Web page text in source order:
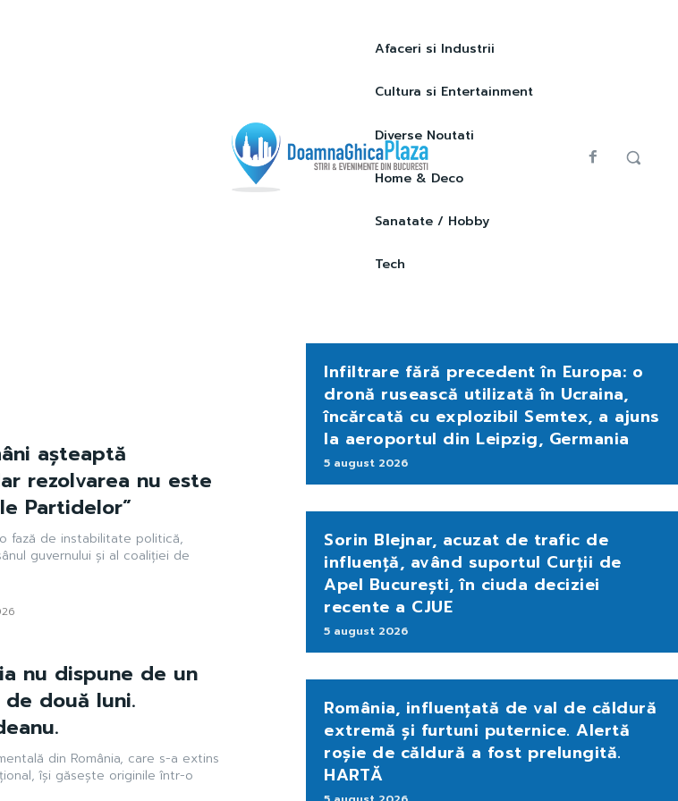
Afaceri si Industrii
Cultura si Entertainment
Diverse Noutati
Home & Deco
Sanatate / Hobby
Tech
așteaptă
rezolvarea nu este
Partidelor”
fază de instabilitate politică,
guvernului și al coaliției de
nu dispune de un
două luni.
din România, care s-a extins
își găsește originile într-o
Infiltrare fără precedent în Europa: o
dronă rusească utilizată în Ucraina,
încărcată cu explozibil Semtex, a ajuns
la aeroportul din Leipzig, Germania
5 august 2026
Sorin Blejnar, acuzat de trafic de
influență, având suportul Curții de
Apel București, în ciuda deciziei
recente a CJUE
5 august 2026
România, influențată de val de căldură
extremă și furtuni puternice. Alertă
roșie de căldură a fost prelungită.
HARTĂ